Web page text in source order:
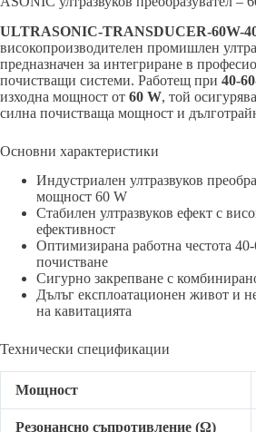
ULTRASONIC-TRANSDUCER-60W-
високопроизводителен промишлен
предназначен за интегриране в
почистващи системи. Работещ при 40-
изходна мощност от 60 W, той
силна почистваща мощност и
Основни характеристики
Индустриален ултразвуков
мощност 60 W
Стабилен ултразвуков ефект с
ефективност
Оптимизирана работна честота
почистване
Сигурно закрепване с
Дълъг експлоатационен живот и
на кавитацията
Технически спецификации
Мощност
Резонансно съпротивление (Ω)